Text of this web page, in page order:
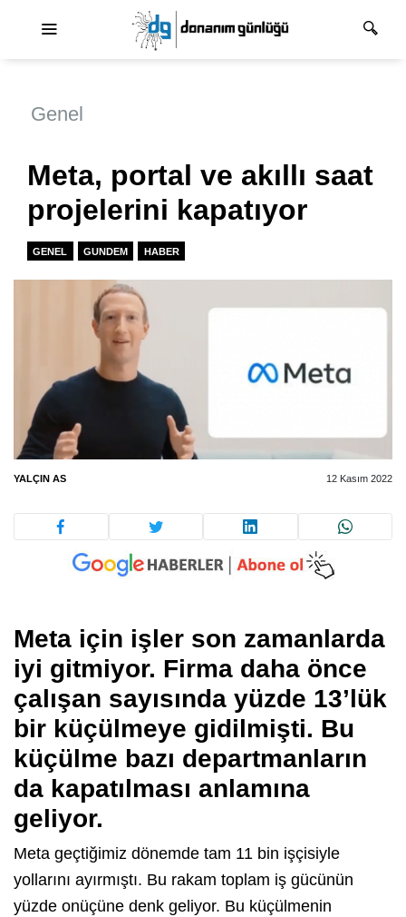
Genel
Meta, portal ve akıllı saat
projelerini kapatıyor
GENEL GUNDEM HABER
YALÇIN AS 12 Kasım 2022
Meta için işler son zamanlarda
iyi gitmiyor. Firma daha önce
çalışan sayısında yüzde 13’lük
bir küçülmeye gidilmişti. Bu
küçülme bazı departmanların
da kapatılması anlamına
geliyor.
Meta geçtiğimiz dönemde tam 11 bin işçisiyle
yollarını ayırmıştı. Bu rakam toplam iş gücünün
yüzde onüçüne denk geliyor. Bu küçülmenin